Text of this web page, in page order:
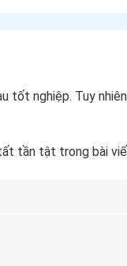
tốt nghiệp. Tuy
tần tật trong bài